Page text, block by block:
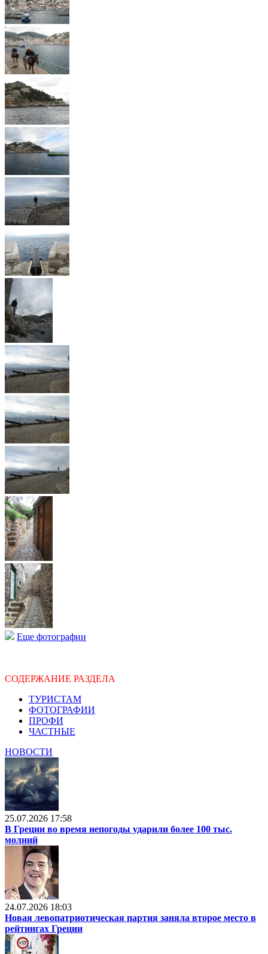
Еще фотографии
СОДЕРЖАНИЕ РАЗДЕЛА
ТУРИСТАМ
ФОТОГРАФИИ
ПРОФИ
ЧАСТНЫЕ
НОВОСТИ
25.07.2026 17:58
В Греции во время непогоды ударили более 100 тыс.
молний
24.07.2026 18:03
Новая левопатриотическая партия заняла второе место в
рейтингах Греции